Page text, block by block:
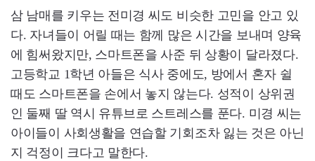
삼 남매를 키우는 전미경 씨도 비슷한 고민을 안고 있
다. 자녀들이 어릴 때는 함께 많은 시간을 보내며 양육
에 힘써왔지만, 스마트폰을 사준 뒤 상황이 달라졌다.
고등학교 1학년 아들은 식사 중에도, 방에서 혼자 쉴
때도 스마트폰을 손에서 놓지 않는다. 성적이 상위권
인 둘째 딸 역시 유튜브로 스트레스를 푼다. 미경 씨는
아이들이 사회생활을 연습할 기회조차 잃는 것은 아닌
지 걱정이 크다고 말한다.